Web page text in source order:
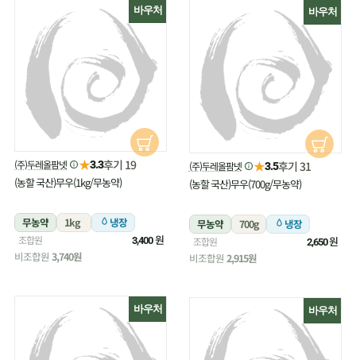
바우처
(주)두레올팜넷 ★3.3후기 19
(농할 국산)무우(1kg/무농약)
무농약 1kg 냉장
조합원 3,400원
비조합원 3,740원
바우처
(주)두레올팜넷 ★3.5후기 31
(농할 국산)무우(700g/무농약)
무농약 700g 냉장
조합원 2,650원
비조합원 2,915원
바우처 바우처